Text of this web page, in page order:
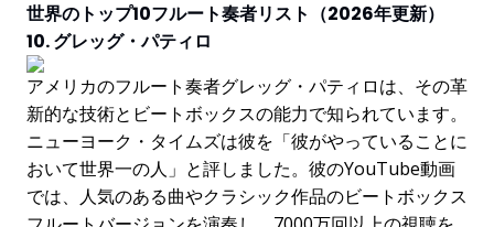
世界のトップ10フルート奏者リスト（2026年更新）
10. グレッグ・パティロ
アメリカのフルート奏者グレッグ・パティロは、その革
新的な技術とビートボックスの能力で知られています。
ニューヨーク・タイムズは彼を「彼がやっていることに
おいて世界一の人」と評しました。彼のYouTube動画
では、人気のある曲やクラシック作品のビートボックス